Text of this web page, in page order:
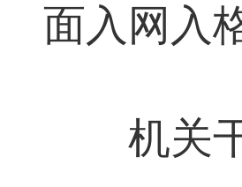
面入网入
机关干